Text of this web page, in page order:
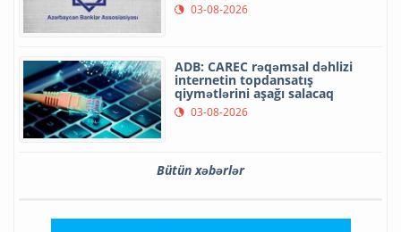
03-08-2026
ADB: CAREC rəqəmsal dəhlizi
internetin topdansatış
qiymətlərini aşağı salacaq
03-08-2026
Bütün xəbərlər